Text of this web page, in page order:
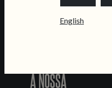
À NOSSA
English